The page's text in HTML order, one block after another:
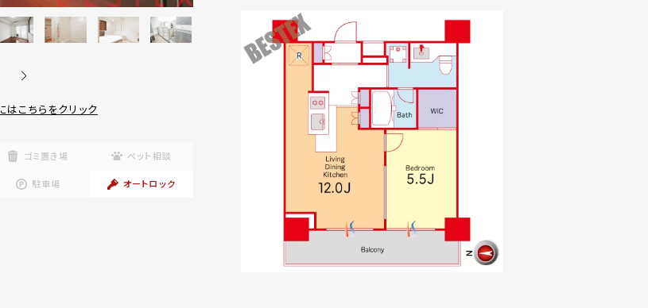
こちらをクリック
ゴミ置き場 ペット相談
駐車場 オートロック